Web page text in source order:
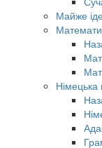
Майже